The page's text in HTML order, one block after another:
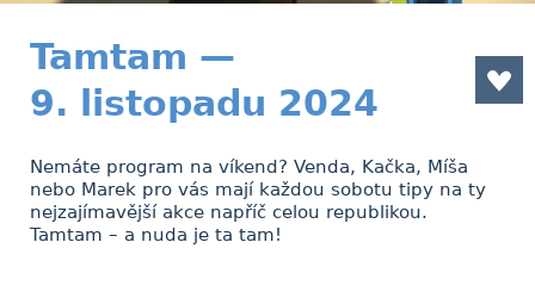
Tamtam —
9. listopadu 2024
Nemáte program na víkend? Venda, Kačka, Míša
nebo Marek pro vás mají každou sobotu tipy na ty
nejzajímavější akce napříč celou republikou.
Tamtam – a nuda je ta tam!